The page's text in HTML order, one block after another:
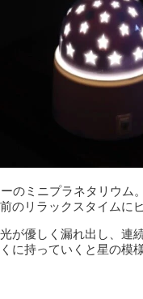
のミニプラネタリウム
のリラックスタイムに
が優しく漏れ出し、連
に持っていくと星の模